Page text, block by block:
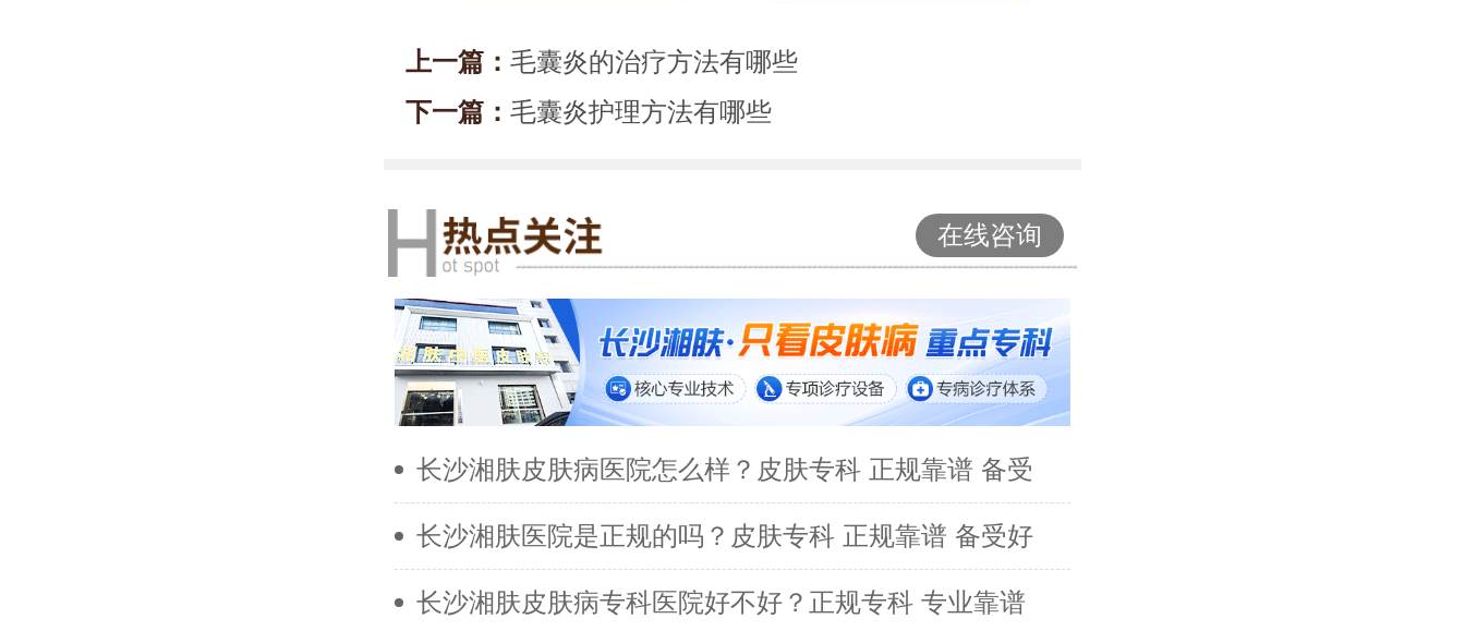
上一篇： 毛囊炎的治疗方法有哪些
下一篇： 毛囊炎护理方法有哪些
在线咨询
长沙湘肤皮肤病医院怎么样？皮肤专科 正规靠谱 备受
长沙湘肤医院是正规的吗？皮肤专科 正规靠谱 备受好
长沙湘肤皮肤病专科医院好不好？正规专科 专业靠谱